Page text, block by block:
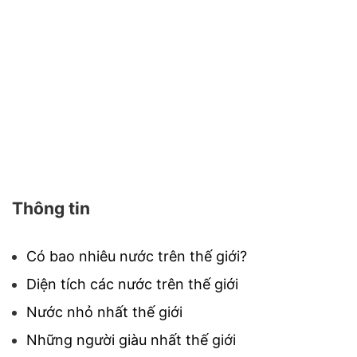
Thông tin
Có bao nhiêu nước trên thế giới?
Diện tích các nước trên thế giới
Nước nhỏ nhất thế giới
Những người giàu nhất thế giới